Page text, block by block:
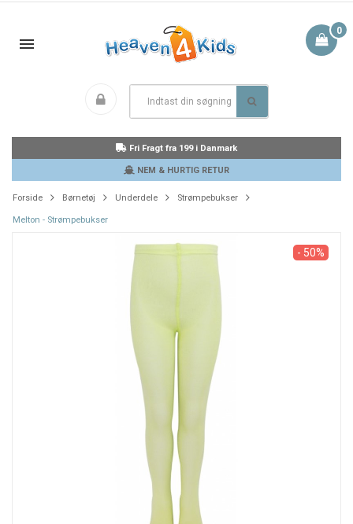
0
Fri Fragt fra 199 i Danmark
NEM & HURTIG RETUR
Forside Børnetøj Underdele Strømpebukser
Melton - Strømpebukser
- 50%